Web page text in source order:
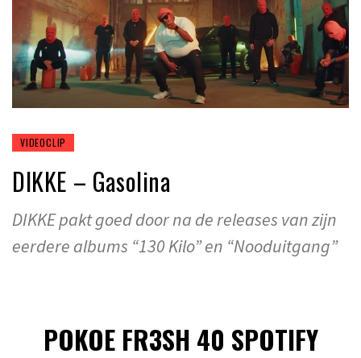
VIDEOCLIP
DIKKE – Gasolina
DIKKE pakt goed door na de releases van zijn
eerdere albums “130 Kilo” en “Nooduitgang”
POKOE FR3SH 40 SPOTIFY